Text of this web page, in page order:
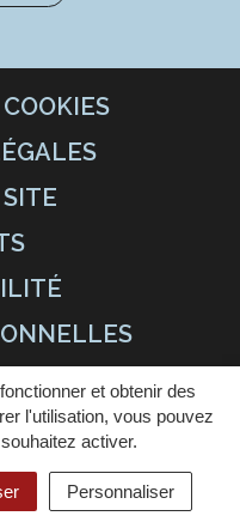
et obtenir des
l'utilisation, vous pouvez
activer.
Personnaliser